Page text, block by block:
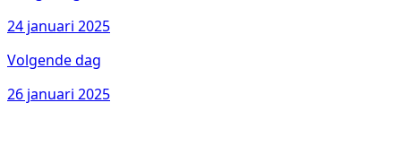
24 januari 2025
Volgende dag
26 januari 2025